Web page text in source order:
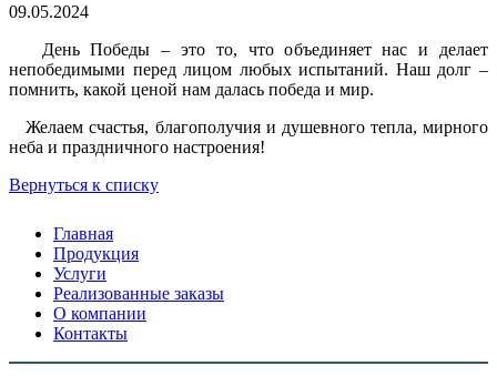
09.05.2024
День Победы – это то, что объединяет нас и делает
непобедимыми перед лицом любых испытаний. Наш долг –
помнить, какой ценой нам далась победа и мир.
Желаем счастья, благополучия и душевного тепла, мирного
неба и праздничного настроения!
Вернуться к списку
Главная
Продукция
Услуги
Реализованные заказы
О компании
Контакты